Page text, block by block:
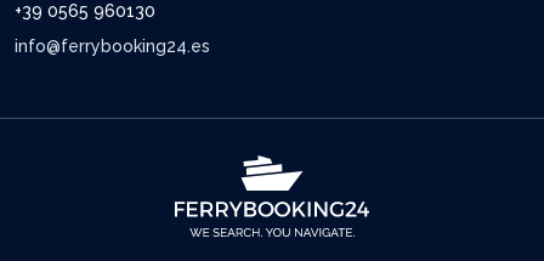
+39 0565 960130
info@ferrybooking24.es